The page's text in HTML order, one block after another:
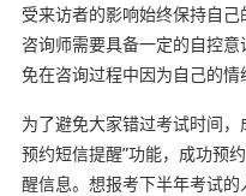
受来访者的影响始终保持自
咨询师需要具备一定的自控
免在咨询过程中因为自己的情
为了避免大家错过考试时间
预约短信提醒”功能，成功预
醒信息。想报考下半年考试